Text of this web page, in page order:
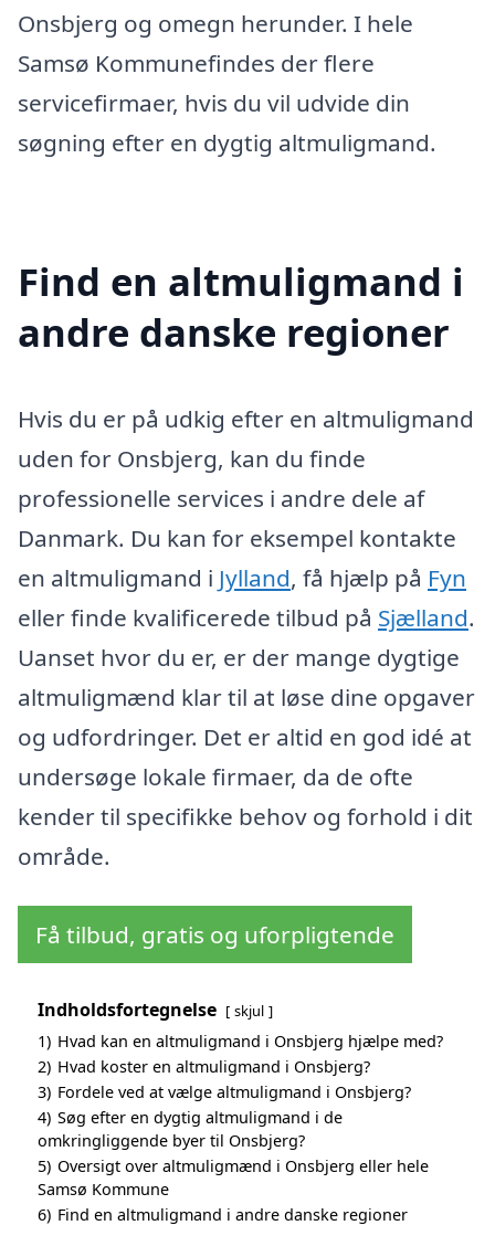
Onsbjerg og omegn herunder. I hele
Samsø Kommunefindes der flere
servicefirmaer, hvis du vil udvide din
søgning efter en dygtig altmuligmand.
Find en altmuligmand i
andre danske regioner
Hvis du er på udkig efter en altmuligmand
uden for Onsbjerg, kan du finde
professionelle services i andre dele af
Danmark. Du kan for eksempel kontakte
en altmuligmand i Jylland, få hjælp på Fyn
eller finde kvalificerede tilbud på Sjælland.
Uanset hvor du er, er der mange dygtige
altmuligmænd klar til at løse dine opgaver
og udfordringer. Det er altid en god idé at
undersøge lokale firmaer, da de ofte
kender til specifikke behov og forhold i dit
område.
Få tilbud, gratis og uforpligtende
Indholdsfortegnelse skjul
1) Hvad kan en altmuligmand i Onsbjerg hjælpe med?
2) Hvad koster en altmuligmand i Onsbjerg?
3) Fordele ved at vælge altmuligmand i Onsbjerg?
4) Søg efter en dygtig altmuligmand i de
omkringliggende byer til Onsbjerg?
5) Oversigt over altmuligmænd i Onsbjerg eller hele
Samsø Kommune
6) Find en altmuligmand i andre danske regioner